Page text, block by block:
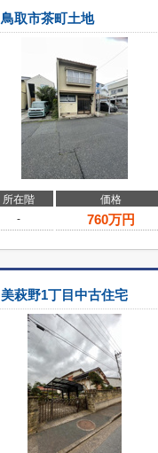
鳥取市茶町土地
所在階 価格
-
760万円
美萩野1丁目中古住宅